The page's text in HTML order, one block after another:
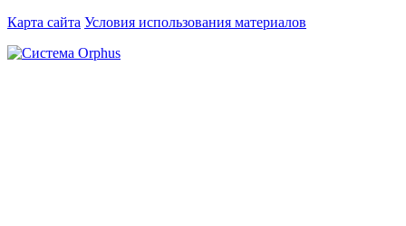
Карта сайта Условия использования материалов